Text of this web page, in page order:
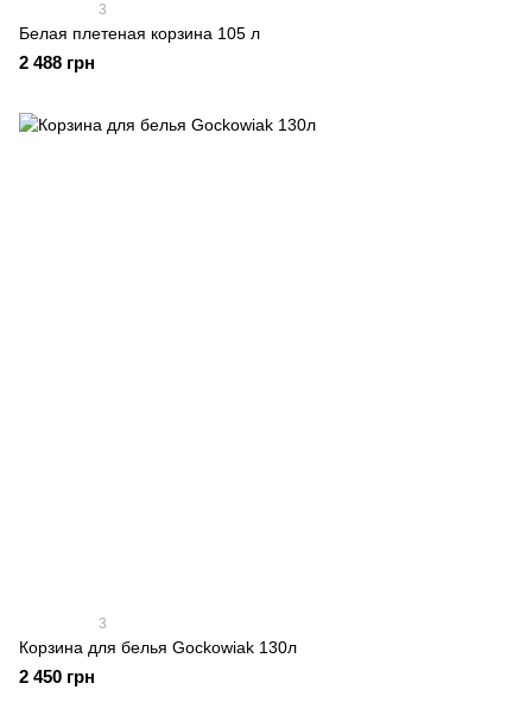
3
Белая плетеная корзина 105 л
2 488 грн
3
Корзина для белья Gockowiak 130л
2 450 грн